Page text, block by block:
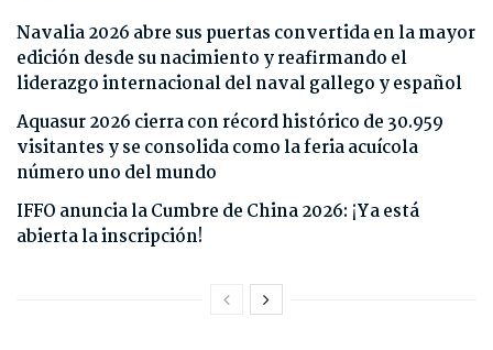
Navalia 2026 abre sus puertas convertida en la mayor
edición desde su nacimiento y reafirmando el
liderazgo internacional del naval gallego y español
Aquasur 2026 cierra con récord histórico de 30.959
visitantes y se consolida como la feria acuícola
número uno del mundo
IFFO anuncia la Cumbre de China 2026: ¡Ya está
abierta la inscripción!